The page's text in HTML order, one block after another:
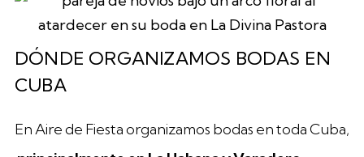
DÓNDE ORGANIZAMOS BODAS EN
CUBA
En Aire de Fiesta organizamos bodas en toda Cuba,